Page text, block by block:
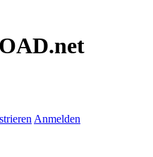
Anmelden